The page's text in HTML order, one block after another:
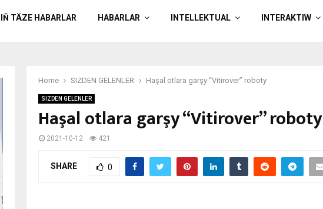
IŇ TÄZE HABARLAR HABARLAR INTELLEKTUAL INTERAKTIW
Home SIZDEN GELENLER Haşal otlara garşy “Vitirover” roboty
SIZDEN GELENLER
Haşal otlara garşy “Vitirover” roboty
2021-10-12 421
SHARE 0